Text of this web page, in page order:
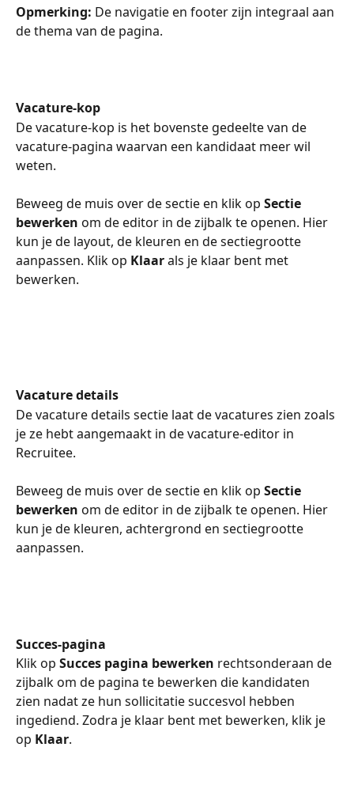
Opmerking: De navigatie en footer zijn integraal aan
de thema van de pagina.
Vacature-kop
De vacature-kop is het bovenste gedeelte van de
vacature-pagina waarvan een kandidaat meer wil
weten.
Beweeg de muis over de sectie en klik op Sectie
bewerken om de editor in de zijbalk te openen. Hier
kun je de layout, de kleuren en de sectiegrootte
aanpassen. Klik op Klaar als je klaar bent met
bewerken.
Vacature details
De vacature details sectie laat de vacatures zien zoals
je ze hebt aangemaakt in de vacature-editor in
Recruitee.
Beweeg de muis over de sectie en klik op Sectie
bewerken om de editor in de zijbalk te openen. Hier
kun je de kleuren, achtergrond en sectiegrootte
aanpassen.
Succes-pagina
Klik op Succes pagina bewerken rechtsonderaan de
zijbalk om de pagina te bewerken die kandidaten
zien nadat ze hun sollicitatie succesvol hebben
ingediend. Zodra je klaar bent met bewerken, klik je
op Klaar.